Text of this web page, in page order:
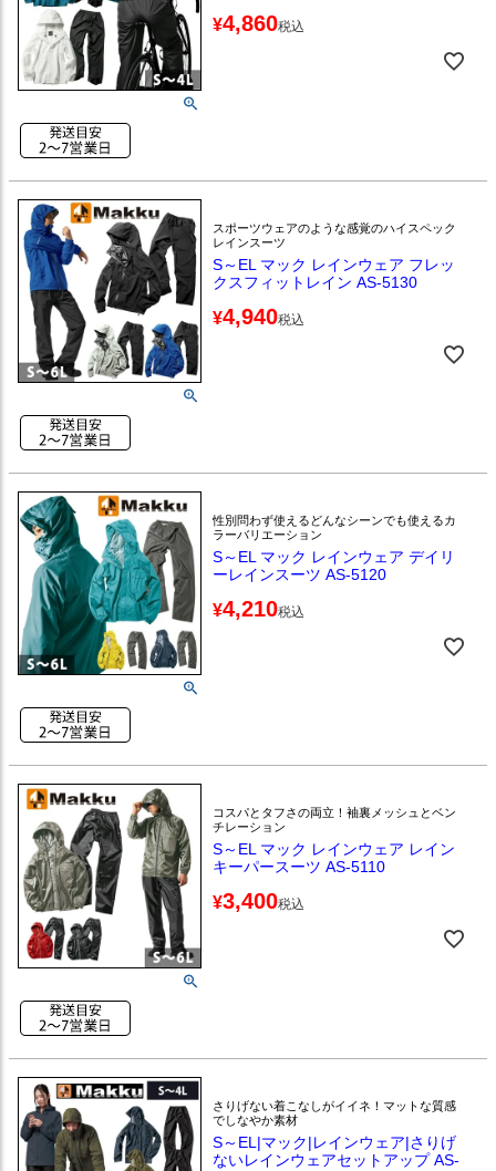
¥4,860税込
スポーツウェアのような感覚のハイスペック
レインスーツ
S～EL マック レインウェア フレッ
クスフィットレイン AS-5130
¥4,940税込
性別問わず使えるどんなシーンでも使えるカ
ラーバリエーション
S～EL マック レインウェア デイリ
ーレインスーツ AS-5120
¥4,210税込
コスパとタフさの両立！袖裏メッシュとベン
チレーション
S～EL マック レインウェア レイン
キーパースーツ AS-5110
¥3,400税込
さりげない着こなしがイイネ！マットな質感
でしなやか素材
S～EL|マック|レインウェア|さりげ
ないレインウェアセットアップ AS-